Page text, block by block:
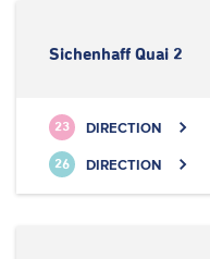
Sichenhaff Quai 2
23 DIRECTION
26 DIRECTION